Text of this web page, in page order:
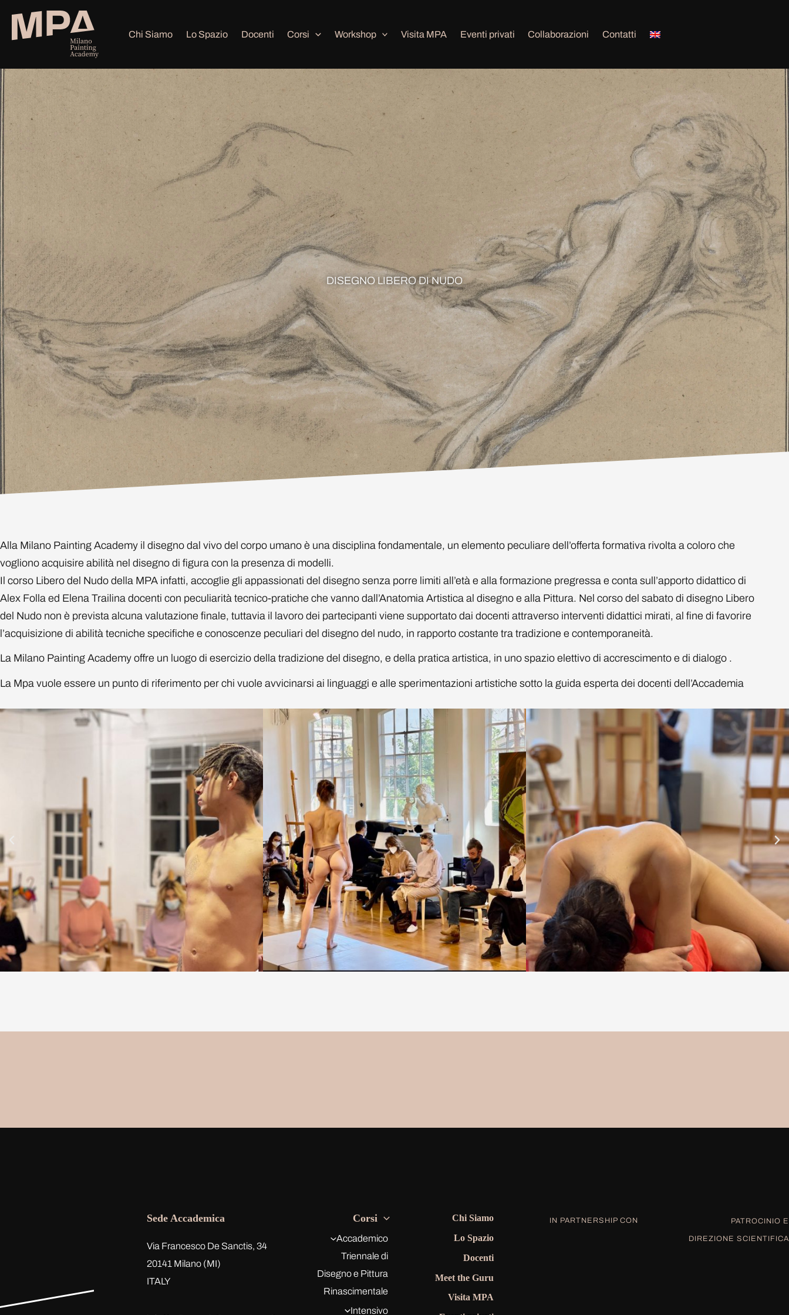
contenuto
Chi Siamo Lo Spazio Docenti Corsi Workshop Visita MPA Eventi privati Collaborazioni Contatti
DISEGNO LIBERO DI NUDO
Alla Milano Painting Academy il disegno dal vivo del corpo umano è una disciplina fondamentale, un elemento peculiare dell’offerta formativa rivolta a coloro che
vogliono acquisire abilità nel disegno di figura con la presenza di modelli.
Il corso Libero del Nudo della MPA infatti, accoglie gli appassionati del disegno senza porre limiti all’età e alla formazione pregressa e conta sull’apporto didattico di
Alex Folla ed Elena Trailina docenti con peculiarità tecnico-pratiche che vanno dall’Anatomia Artistica al disegno e alla Pittura. Nel corso del sabato di disegno Libero
del Nudo non è prevista alcuna valutazione finale, tuttavia il lavoro dei partecipanti viene supportato dai docenti attraverso interventi didattici mirati, al fine di favorire
l’acquisizione di abilità tecniche specifiche e conoscenze peculiari del disegno del nudo, in rapporto costante tra tradizione e contemporaneità.
La Milano Painting Academy offre un luogo di esercizio della tradizione del disegno, e della pratica artistica, in uno spazio elettivo di accrescimento e di dialogo .
La Mpa vuole essere un punto di riferimento per chi vuole avvicinarsi ai linguaggi e alle sperimentazioni artistiche sotto la guida esperta dei docenti dell’Accademia
Sede Accademica
Via Francesco De Sanctis, 34
20141 Milano (MI)
ITALY
Corsi
Accademico
Triennale di
Disegno e Pittura
Rinascimentale
Intensivo
Chi Siamo
Lo Spazio
Docenti
Meet the Guru
Visita MPA
IN PARTNERSHIP CON PATROCINIO E
DIREZIONE SCIENTIFICA